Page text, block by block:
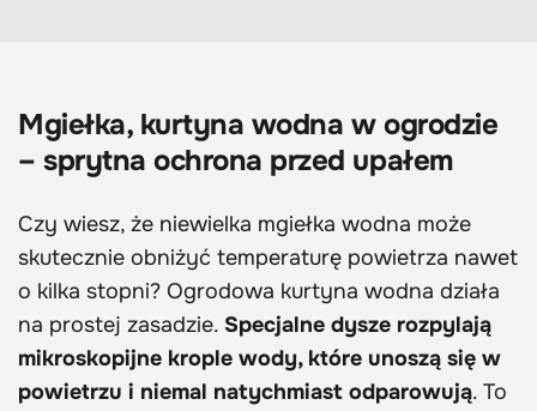
Mgiełka, kurtyna wodna w ogrodzie
– sprytna ochrona przed upałem
Czy wiesz, że niewielka mgiełka wodna może
skutecznie obniżyć temperaturę powietrza nawet
o kilka stopni? Ogrodowa kurtyna wodna działa
na prostej zasadzie. Specjalne dysze rozpylają
mikroskopijne krople wody, które unoszą się w
powietrzu i niemal natychmiast odparowują. To